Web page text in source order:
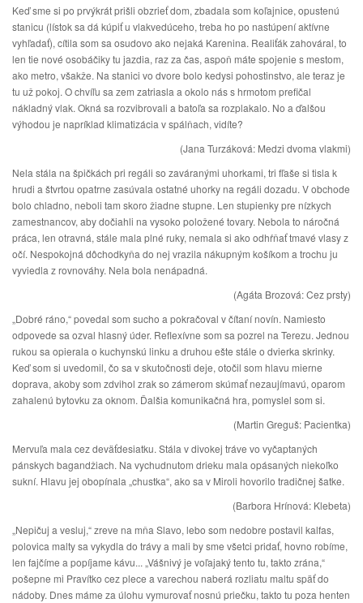
Keď sme si po prvýkrát prišli obzrieť dom, zbadala som koľajnice, opustenú
stanicu (lístok sa dá kúpiť u vlakvedúceho, treba ho po nastúpení aktívne
vyhľadať), cítila som sa osudovo ako nejaká Karenina. Realiťák zahováral, to
len tie nové osobáčiky tu jazdia, raz za čas, aspoň máte spojenie s mestom,
ako metro, všakže. Na stanici vo dvore bolo kedysi pohostinstvo, ale teraz je
tu už pokoj. O chvíľu sa zem zatriasla a okolo nás s hrmotom prefičal
nákladný vlak. Okná sa rozvibrovali a batoľa sa rozplakalo. No a ďalšou
výhodou je napríklad klimatizácia v spálňach, vidíte?
(Jana Turzáková: Medzi dvoma vlakmi)
Nela stála na špičkách pri regáli so zaváranými uhorkami, tri fľaše si tisla k
hrudi a štvrtou opatrne zasúvala ostatné uhorky na regáli dozadu. V obchode
bolo chladno, neboli tam skoro žiadne stupne. Len stupienky pre nízkych
zamestnancov, aby dočiahli na vysoko položené tovary. Nebola to náročná
práca, len otravná, stále mala plné ruky, nemala si ako odhŕňať tmavé vlasy z
očí. Nespokojná dôchodkyňa do nej vrazila nákupným košíkom a trochu ju
vyviedla z rovnováhy. Nela bola nenápadná.
(Agáta Brozová: Cez prsty)
„Dobré ráno,“ povedal som sucho a pokračoval v čítaní novín. Namiesto
odpovede sa ozval hlasný úder. Reflexívne som sa pozrel na Terezu. Jednou
rukou sa opierala o kuchynskú linku a druhou ešte stále o dvierka skrinky.
Keď som si uvedomil, čo sa v skutočnosti deje, otočil som hlavu mierne
doprava, akoby som zdvihol zrak so zámerom skúmať nezaujímavú, oparom
zahalenú bytovku za oknom. Ďalšia komunikačná hra, pomyslel som si.
(Martin Greguš: Pacientka)
Mervuľa mala cez deväťdesiatku. Stála v divokej tráve vo vyčaptaných
pánskych bagandžiach. Na vychudnutom drieku mala opásaných niekoľko
sukní. Hlavu jej obopínala „chustka“, ako sa v Miroli hovorilo tradičnej šatke.
(Barbora Hrínová: Klebeta)
„Nepičuj a vesluj,“ zreve na mňa Slavo, lebo som nedobre postavil kalfas,
polovica malty sa vykydla do trávy a mali by sme všetci pridať, hovno robíme,
len fajčíme a popíjame kávu... „Vášnivý je voľajaký tento tu, takto zrána,“
pošepne mi Pravítko cez plece a varechou naberá rozliatu maltu späť do
nádoby. Dnes máme za úlohu vymurovať nosnú priečku, takto tu poza henten